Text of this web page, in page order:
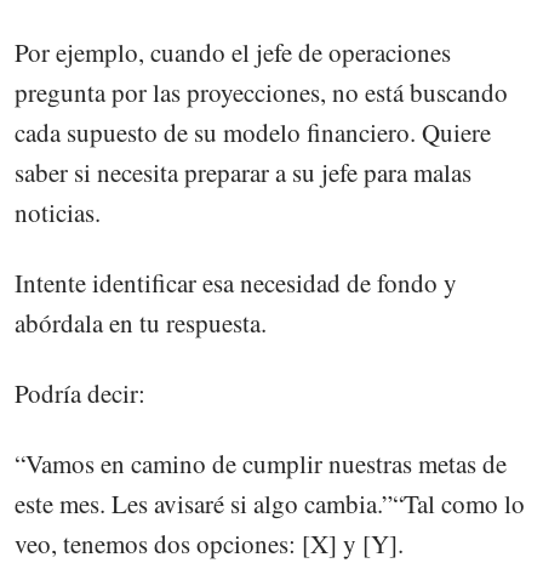
Por ejemplo, cuando el jefe de operaciones
pregunta por las proyecciones, no está buscando
cada supuesto de su modelo financiero. Quiere
saber si necesita preparar a su jefe para malas
noticias.
Intente identificar esa necesidad de fondo y
abórdala en tu respuesta.
Podría decir:
“Vamos en camino de cumplir nuestras metas de
este mes. Les avisaré si algo cambia.”“Tal como lo
veo, tenemos dos opciones: [X] y [Y].